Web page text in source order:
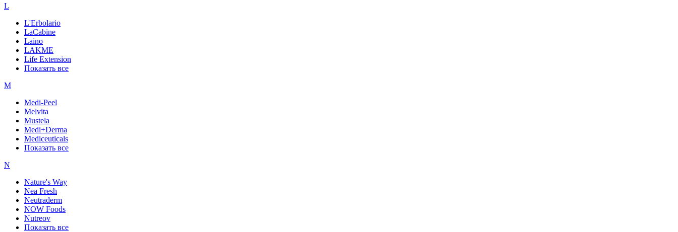
L
L'Erbolario
LaCabine
Laino
LAKME
Life Extension
Показать все
M
Medi-Peel
Melvita
Mustela
Medi+Derma
Mediceuticals
Показать все
N
Nature's Way
Nea Fresh
Neutraderm
NOW Foods
Nutreov
Показать все